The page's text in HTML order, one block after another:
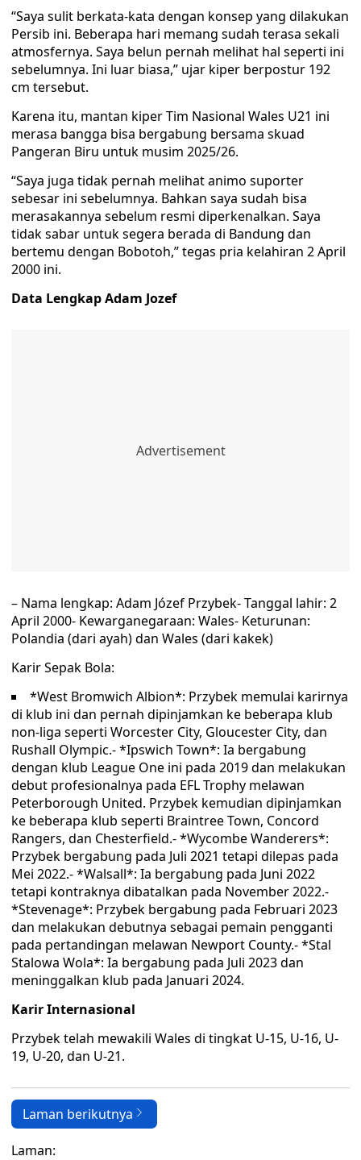
“Saya sulit berkata-kata dengan konsep yang dilakukan
Persib ini. Beberapa hari memang sudah terasa sekali
atmosfernya. Saya belun pernah melihat hal seperti ini
sebelumnya. Ini luar biasa,” ujar kiper berpostur 192
cm tersebut.
Karena itu, mantan kiper Tim Nasional Wales U21 ini
merasa bangga bisa bergabung bersama skuad
Pangeran Biru untuk musim 2025/26.
“Saya juga tidak pernah melihat animo suporter
sebesar ini sebelumnya. Bahkan saya sudah bisa
merasakannya sebelum resmi diperkenalkan. Saya
tidak sabar untuk segera berada di Bandung dan
bertemu dengan Bobotoh,” tegas pria kelahiran 2 April
2000 ini.
Data Lengkap Adam Jozef
– Nama lengkap: Adam Józef Przybek- Tanggal lahir: 2
April 2000- Kewarganegaraan: Wales- Keturunan:
Polandia (dari ayah) dan Wales (dari kakek)
Karir Sepak Bola:
*West Bromwich Albion*: Przybek memulai karirnya
di klub ini dan pernah dipinjamkan ke beberapa klub
non-liga seperti Worcester City, Gloucester City, dan
Rushall Olympic.- *Ipswich Town*: Ia bergabung
dengan klub League One ini pada 2019 dan melakukan
debut profesionalnya pada EFL Trophy melawan
Peterborough United. Przybek kemudian dipinjamkan
ke beberapa klub seperti Braintree Town, Concord
Rangers, dan Chesterfield.- *Wycombe Wanderers*:
Przybek bergabung pada Juli 2021 tetapi dilepas pada
Mei 2022.- *Walsall*: Ia bergabung pada Juni 2022
tetapi kontraknya dibatalkan pada November 2022.-
*Stevenage*: Przybek bergabung pada Februari 2023
dan melakukan debutnya sebagai pemain pengganti
pada pertandingan melawan Newport County.- *Stal
Stalowa Wola*: Ia bergabung pada Juli 2023 dan
meninggalkan klub pada Januari 2024.
Karir Internasional
Przybek telah mewakili Wales di tingkat U-15, U-16, U-
19, U-20, dan U-21.
Laman berikutnya
Laman: